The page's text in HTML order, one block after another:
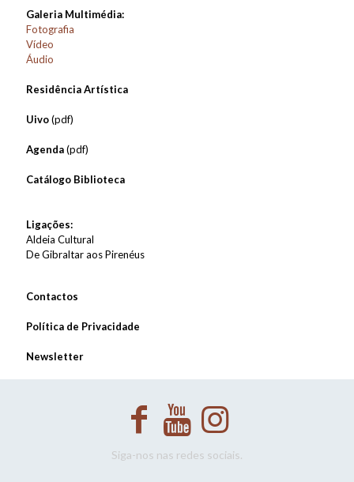
Galeria Multimédia:
Fotografia
Vídeo
Áudio
Residência Artística
Uivo(pdf)
Agenda(pdf)
Catálogo Biblioteca
Ligações:
Aldeia Cultural
De Gibraltar aos Pirenéus
Contactos
Política de Privacidade
Newsletter
Siga-nos nas redes sociais.